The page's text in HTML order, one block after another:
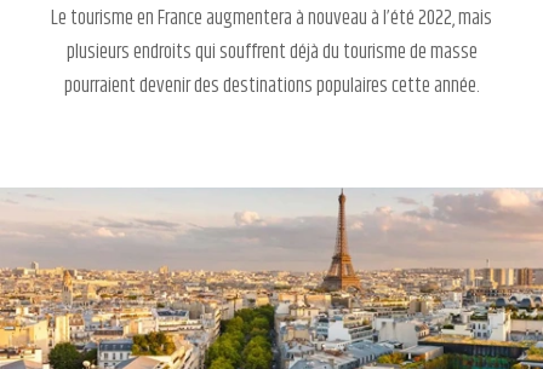
Le tourisme en France augmentera à nouveau à l’été 2022, mais
plusieurs endroits qui souffrent déjà du tourisme de masse
pourraient devenir des destinations populaires cette année.